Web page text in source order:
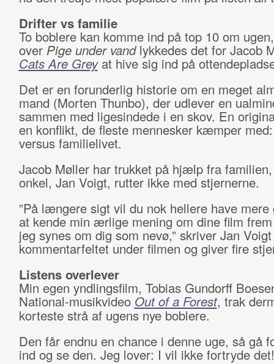
Drifter vs familie
To boblere kan komme ind på top 10 om
over Pige under vand lykkedes det for Jacob
Cats Are Grey at hive sig ind på
Det er en forunderlig historie om en meget
mand (Morten Thunbo), der udlever en
sammen med ligesindede i en skov. En
en konflikt, de fleste mennesker kæmper
versus familielivet.
Jacob Møller har trukket på hjælp fra
onkel, Jan Voigt, rutter ikke med stjernerne.
”På længere sigt vil du nok hellere have
at kende min ærlige mening om dine film
jeg synes om dig som nevø,” skriver Jan
kommentarfeltet under filmen og giver fire
Listens overlever
Min egen yndlingsfilm, Tobias Gundorff
National-musikvideo Out of a Forest, trak
korteste strå af ugens nye boblere.
Den får endnu en chance i denne uge, så gå
ind og se den. Jeg lover: I vil ikke fortryde det!